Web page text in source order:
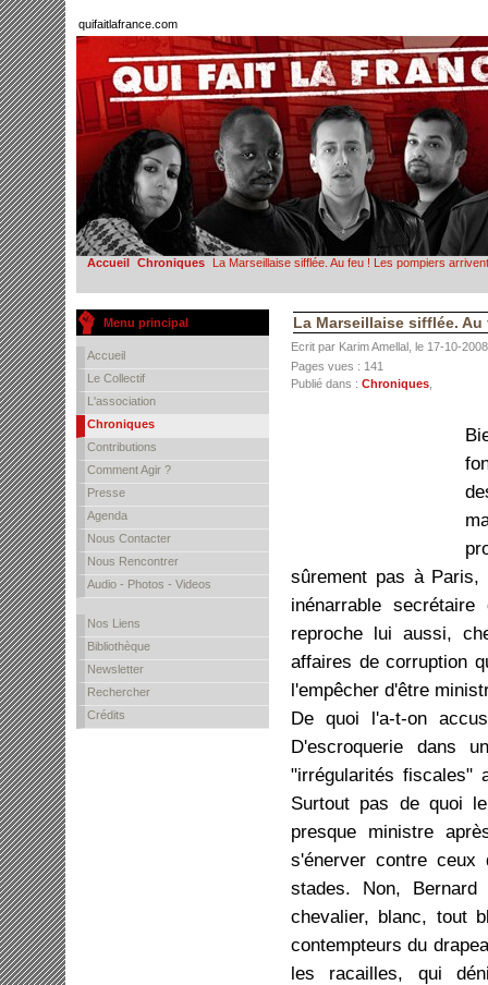
quifaitlafrance.com
Accueil Chroniques La Marseillaise sifflée. Au feu ! Les pompiers
Menu principal
Accueil
Le Collectif
L'association
Chroniques
Contributions
Comment Agir ?
Presse
Agenda
Nous Contacter
Nous Rencontrer
Audio - Photos - Videos
Nos Liens
Bibliothèque
Newsletter
Rechercher
Crédits
La Marseillaise sifflée.
Ecrit par Karim Amellal, le 17-10-2008
Pages vues : 141
Publié dans : Chroniques
sûrement pas à Paris,
inénarrable
reproche lui aussi,
affaires de corruption
l'empêcher d'être
De quoi l'a-t-on
D'escroquerie dans
"irrégularités fiscales"
Surtout pas de quoi
presque ministre
s'énerver contre
stades. Non,
chevalier, blanc, tout
contempteurs du
les racailles, qui